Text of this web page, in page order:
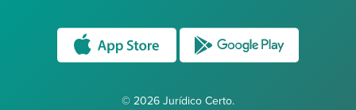
© 2026 Jurídico Certo.